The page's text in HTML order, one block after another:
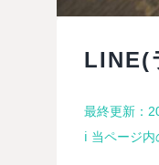
LINE(
最終更新：
ℹ︎ 当ページ